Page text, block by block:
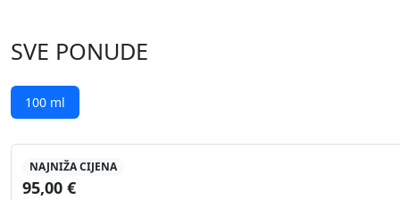
SVE PONUDE
100 ml
NAJNIŽA CIJENA
95,00 €